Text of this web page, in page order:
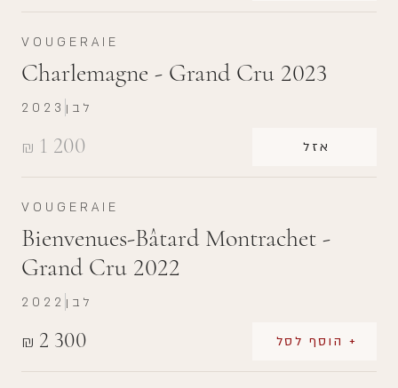
VOUGERAIE
Charlemagne - Grand Cru 2023
₪ 1 200 אזל
2023 לבן
VOUGERAIE
Bienvenues-Bâtard Montrachet -
Grand Cru 2022
₪ 2 300 + הוסף לסל
2022 לבן